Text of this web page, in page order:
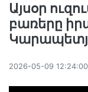
Այսօր
բառերը
2026-05-09 12:24:00